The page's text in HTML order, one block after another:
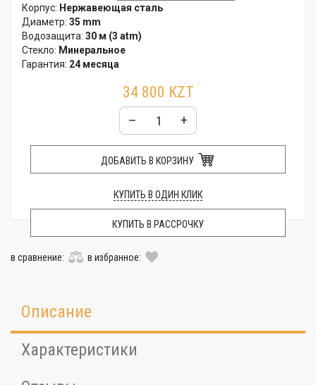
Корпус: Нержавеющая сталь
Диаметр: 35 mm
Водозащита: 30 м (3 atm)
Стекло: Минеральное
Гарантия: 24 месяца
34 800 KZT
– +
ДОБАВИТЬ В КОРЗИНУ
КУПИТЬ В ОДИН КЛИК
КУПИТЬ В РАССРОЧКУ
в сравнение: в избранное:
Описание
Характеристики